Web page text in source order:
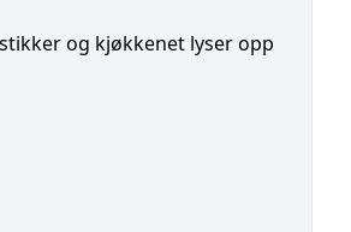
og kjøkkenet lyser opp